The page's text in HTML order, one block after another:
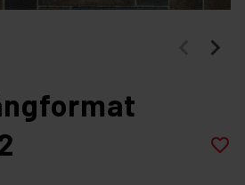
favorite_border